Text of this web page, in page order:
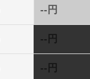
--円
--円
--円